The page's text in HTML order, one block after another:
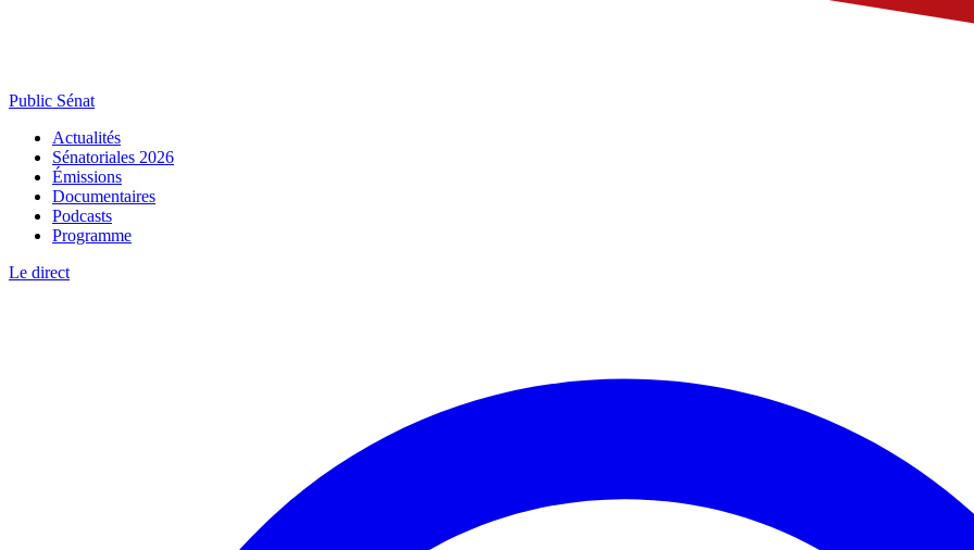
Public Sénat
Actualités
Sénatoriales 2026
Émissions
Documentaires
Podcasts
Programme
Le direct